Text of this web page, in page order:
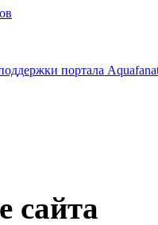
сайта